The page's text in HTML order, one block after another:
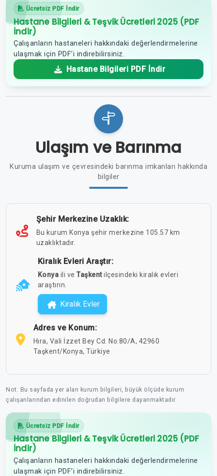
Ücretsiz PDF İndir
Hastane Bilgileri & Teşvik Ücretleri 2025 (PDF
İndir)
Çalışanların hastaneleri hakkındaki değerlendirmelerine
ulaşmak için PDF’i indirebilirsiniz.
Hastane Bilgileri PDF İndir
Ulaşım ve Barınma
Kuruma ulaşım ve çevresindeki barınma imkanları hakkında
bilgiler
Şehir Merkezine Uzaklık:
Bu kurum Konya şehir merkezine 105.57 km
uzaklıktadır.
Kiralık Evleri Araştır:
Konya ili ve Taşkentilçesindeki kiralık evleri
araştırın.
Kiralık Evler
Adres ve Konum:
Hıra, Vali İzzet Bey Cd. No:80/A, 42960
Taşkent/Konya, Türkiye
Not: Bu sayfada yer alan kurum bilgileri, büyük ölçüde kurum
çalışanlarından edinilen doğrudan bilgilere dayanmaktadır.
Ücretsiz PDF İndir
Hastane Bilgileri & Teşvik Ücretleri 2025 (PDF
İndir)
Çalışanların hastaneleri hakkındaki değerlendirmelerine
ulaşmak için PDF’i indirebilirsiniz.